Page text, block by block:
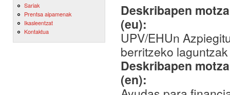
Sariak
Prentsa aipamenak
Ikasleentzat
Kontaktua
Deskribapen
(eu):
UPV/EHUn
berritzeko
Deskribapen
(en):